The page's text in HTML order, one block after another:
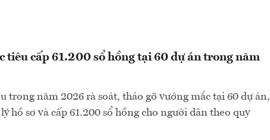
tiêu cấp 61.200 sổ hồng tại 60 dự án trong năm
trong năm 2026 rà soát, tháo gỡ vướng mắc tại 60 dự án,
hồ sơ và cấp 61.200 sổ hồng cho người dân theo quy